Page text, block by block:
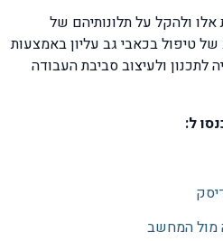
אלו ולהקל על תלונותיהם של
טיפול בכאבי גב עליון באמצעות
לתכנון ולעיצוב סביבת העבודה
ל:
מול המחשב